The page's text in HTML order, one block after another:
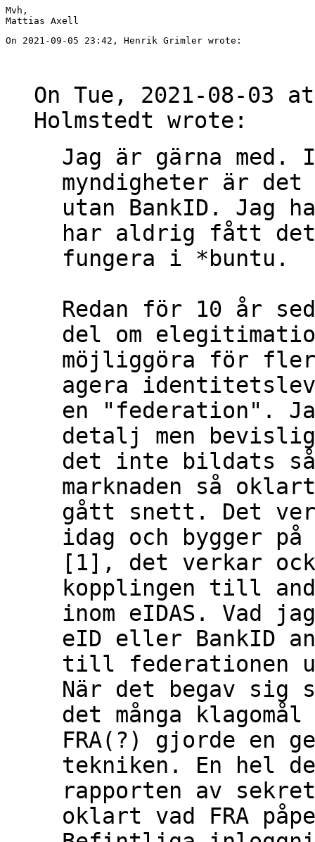
Mvh,
On 2021-09-05 23:42, Henrik Grimler wrote:
On Tue, 2021-08-03
Jag är gärna med.
myndigheter är det
utan BankID. Jag
har aldrig fått
fungera i *buntu.
Redan för 10 år
del om
möjliggöra för
agera
en "federation".
detalj men
det inte bildats så
marknaden så
gått snett. Det
idag och bygger på
[1], det verkar
kopplingen till
inom eIDAS. Vad
eID eller BankID
till federationen
När det begav sig
det många
FRA(?) gjorde en
tekniken. En hel
rapporten av
oklart vad FRA